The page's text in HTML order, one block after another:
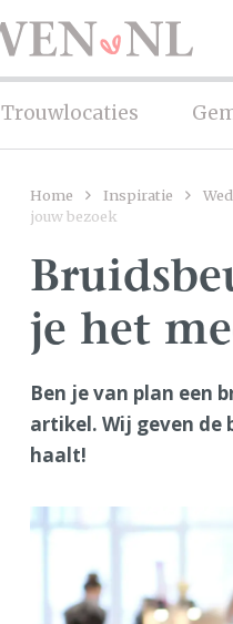
Trouwlocaties
Home Inspiratie
jouw bezoek
je het
Ben je van plan een
artikel. Wij geven de
haalt!